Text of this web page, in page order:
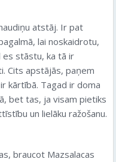
atstāj. Ir pat
lai noskaidrotu,
es stāstu, ka tā ir
Cits apstājās, paņem
kārtībā. Tagad ir doma
bet tas, ja visam pietiks
un lielāku ražošanu.
braucot Mazsalacas